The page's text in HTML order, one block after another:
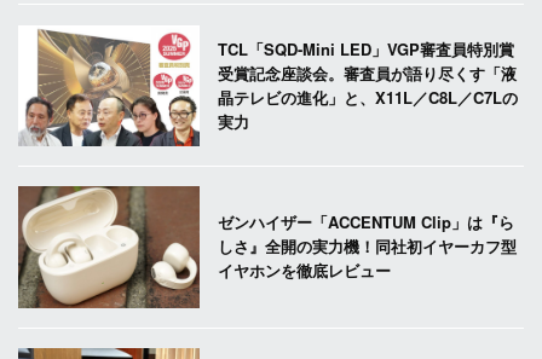
TCL「SQD-Mini LED」VGP審査員特別賞
受賞記念座談会。審査員が語り尽くす「液
晶テレビの進化」と、X11L／C8L／C7Lの
実力
ゼンハイザー「ACCENTUM Clip」は『ら
しさ』全開の実力機！同社初イヤーカフ型
イヤホンを徹底レビュー